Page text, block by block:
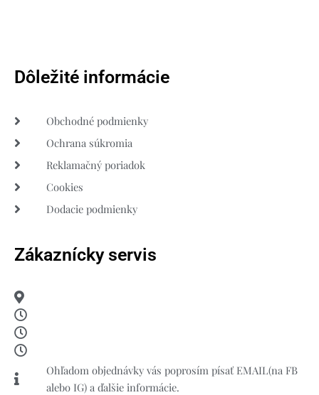
Dôležité informácie
Obchodné podmienky
Ochrana súkromia
Reklamačný poriadok
Cookies
Dodacie podmienky
Zákaznícky servis
Ohľadom objednávky vás poprosím písať EMAIL(na FB
alebo IG) a ďalšie informácie.